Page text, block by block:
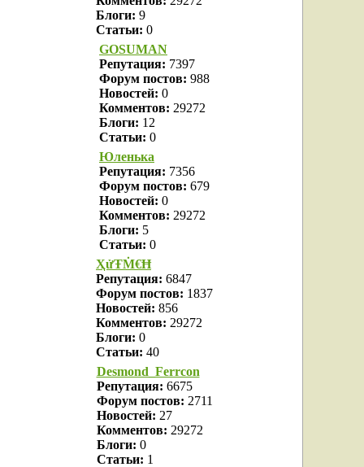
Блоги: 9
Статьи: 0
GOSUMAN
Репутация: 7397
Форум постов: 988
Новостей: 0
Комментов: 29272
Блоги: 12
Статьи: 0
Юленька
Репутация: 7356
Форум постов: 679
Новостей: 0
Комментов: 29272
Блоги: 5
Статьи: 0
ҲửŦṀ€Ħ
Репутация: 6847
Форум постов: 1837
Новостей: 856
Комментов: 29272
Блоги: 0
Статьи: 40
Desmond_Ferrcon
Репутация: 6675
Форум постов: 2711
Новостей: 27
Комментов: 29272
Блоги: 0
Статьи: 1